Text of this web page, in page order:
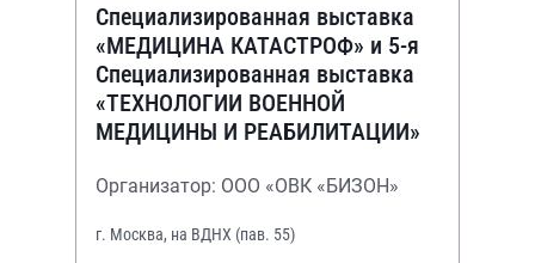
Специализированная выставка
«МЕДИЦИНА КАТАСТРОФ» и 5-я
Специализированная выставка
«ТЕХНОЛОГИИ ВОЕННОЙ
МЕДИЦИНЫ И РЕАБИЛИТАЦИИ»
Организатор: ООО «ОВК «БИЗОН»
г. Москва, на ВДНХ (пав. 55)